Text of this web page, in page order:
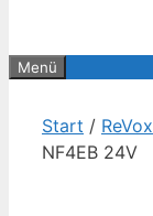
Menü
Start / ReVox
NF4EB 24V